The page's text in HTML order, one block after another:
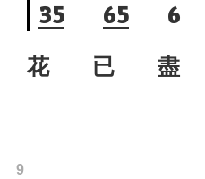
35 65 6
花 已 盡
9